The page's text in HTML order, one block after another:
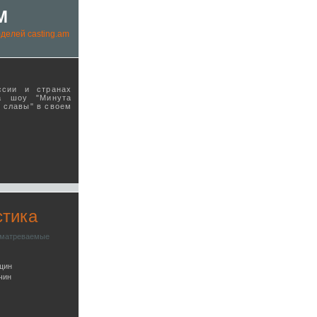
casting.am
и странах
шоу "Минута
славы" в своeм